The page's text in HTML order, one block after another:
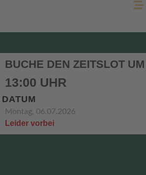
BUCHE DEN ZEITSLOT UM
13:00 UHR
DATUM
Montag, 06.07.2026
Leider vorbei